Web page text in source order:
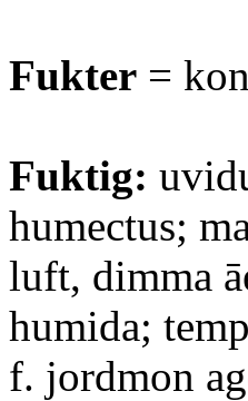
Fukter =
Fuktig:
humectus;
luft, dimma
humida;
f. jordmon